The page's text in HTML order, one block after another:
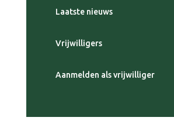
Laatste nieuws
Vrijwilligers
Aanmelden als vrijwilliger